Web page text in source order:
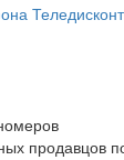
продавцов